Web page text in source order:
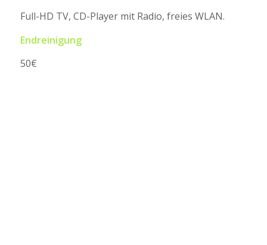
Full-HD TV, CD-Player mit Radio, freies WLAN.
Endreinigung
50€